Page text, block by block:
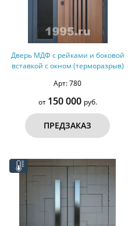
Дверь МДФ с рейками и боковой
вставкой с окном (терморазрыв)
Арт: 780
от 150 000 руб.
ПРЕДЗАКАЗ